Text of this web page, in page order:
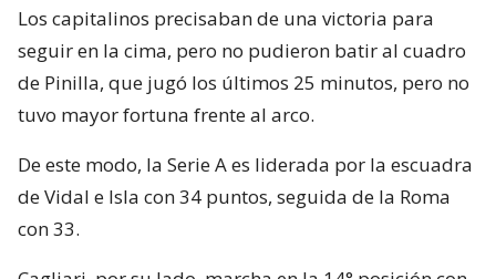
Los capitalinos precisaban de una victoria para
seguir en la cima, pero no pudieron batir al cuadro
de Pinilla, que jugó los últimos 25 minutos, pero no
tuvo mayor fortuna frente al arco.
De este modo, la Serie A es liderada por la escuadra
de Vidal e Isla con 34 puntos, seguida de la Roma
con 33.